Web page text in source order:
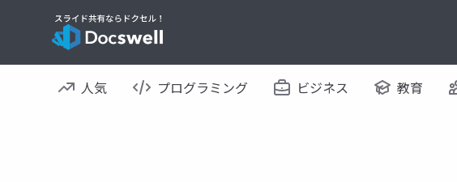
人気 プログラミング ビジネス 教育